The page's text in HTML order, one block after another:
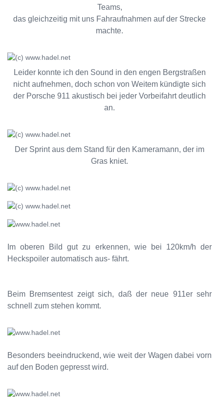
Teams,
das gleichzeitig mit uns Fahraufnahmen auf der Strecke
machte.
Leider konnte ich den Sound in den engen Bergstraßen
nicht aufnehmen, doch schon von Weitem kündigte sich
der Porsche 911 akustisch bei jeder Vorbeifahrt deutlich
an.
Der Sprint aus dem Stand für den Kameramann, der im
Gras kniet.
Im oberen Bild gut zu erkennen, wie bei 120km/h der
Heckspoiler automatisch aus- fährt.
Beim Bremsentest zeigt sich, daß der neue 911er sehr
schnell zum stehen kommt.
Besonders beeindruckend, wie weit der Wagen dabei vorn
auf den Boden gepresst wird.